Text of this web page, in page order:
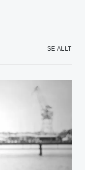
SE ALLT